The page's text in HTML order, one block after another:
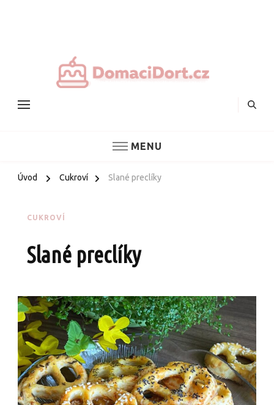
MENU
Úvod Cukroví Slané preclíky
CUKROVÍ
Slané preclíky